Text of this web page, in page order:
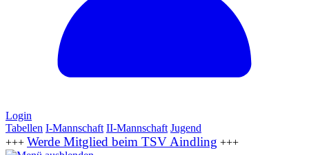
Login
Tabellen I-Mannschaft II-Mannschaft Jugend
+++ Werde Mitglied beim TSV Aindling +++